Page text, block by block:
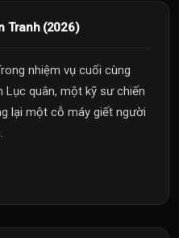
Tranh (2026)
nhiệm vụ cuối cùng
Lục quân, một kỹ sư chiến
lại một cỗ máy giết người